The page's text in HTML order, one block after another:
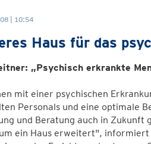
| 10:54
Haus für das
„Psychisch erkrankte
mit einer psychischen
Personals und eine optimale
und Beratung auch in Zukunft
ein Haus erweitert", informiert